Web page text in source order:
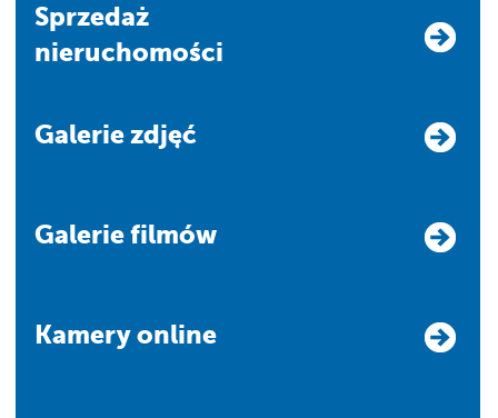
Sprzedaż
nieruchomości
Galerie zdjęć
Galerie filmów
Kamery online